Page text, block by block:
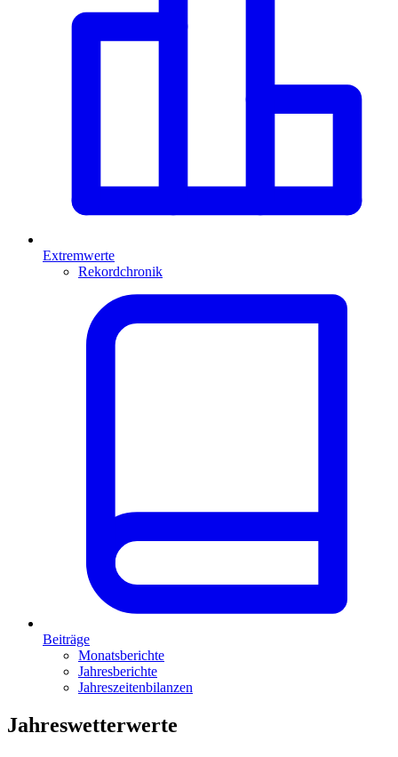
Extremwerte
Rekordchronik
Beiträge
Monatsberichte
Jahresberichte
Jahreszeitenbilanzen
Jahreswetterwerte